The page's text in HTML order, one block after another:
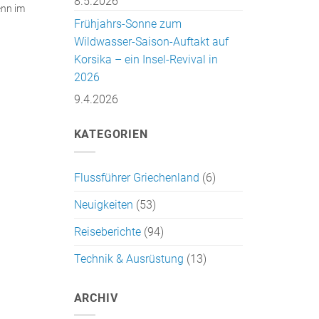
im
Frühjahrs-Sonne zum
Wildwasser-Saison-Auftakt auf
Korsika – ein Insel-Revival in
2026
9.4.2026
KATEGORIEN
Flussführer Griechenland (6)
Neuigkeiten (53)
Reiseberichte(94)
Technik & Ausrüstung (13)
ARCHIV